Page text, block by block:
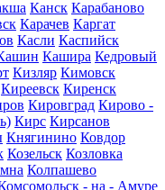
Канск Карабаново
Карачев Каргат
Касли Каспийск
Кашира Кедровый
Кизляр Кимовск
Киреевск Киренск
Кировград Кирово -
Кирс Кирсанов
Княгинино Ковдор
Козельск Козловка
Колпашево
- на - Амуре